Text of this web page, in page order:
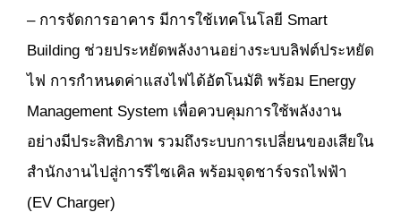
– การจัดการอาคาร มีการใช้เทคโนโลยี Smart
Building ช่วยประหยัดพลังงานอย่างระบบลิฟต์ประหยัด
ไฟ การกำหนดค่าแสงไฟได้อัตโนมัติ พร้อม Energy
Management System เพื่อควบคุมการใช้พลังงาน
อย่างมีประสิทธิภาพ รวมถึงระบบการเปลี่ยนของเสียใน
สำนักงานไปสู่การรีไซเคิล พร้อมจุดชาร์จรถไฟฟ้า
(EV Charger)